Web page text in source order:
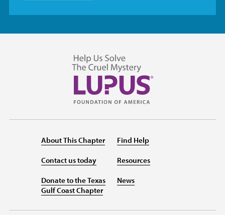
About This Chapter
Contact us today
Donate to the Texas
Gulf Coast Chapter
Find Help
Resources
News